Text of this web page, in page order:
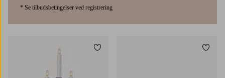
* Se tilbudsbetingelser ved registrering
Tilføj til favoritter